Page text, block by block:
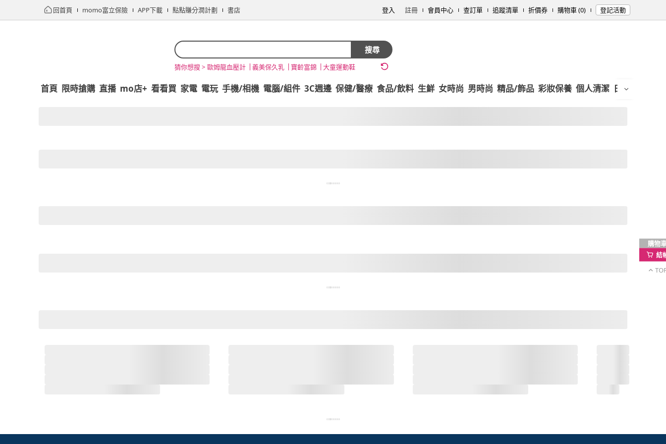
回首頁 momo富立保險 APP下載 點點賺分潤計劃 書店 登入 註冊 會員中心 查訂單 追蹤清單 折價券 購物車 (0) 登記活動
搜尋
猜你想搜 > 歐姆龍血壓計 義美保久乳 寶齡富錦 大童運動鞋
首頁 限時搶購 直播 mo店+ 看看買 家電 電玩 手機/相機 電腦/組件 3C週邊 保健/醫療 食品/飲料 生鮮 女時尚 男時尚 精品/飾品 彩妝保養 個人清潔 日用/紙品
購物
結